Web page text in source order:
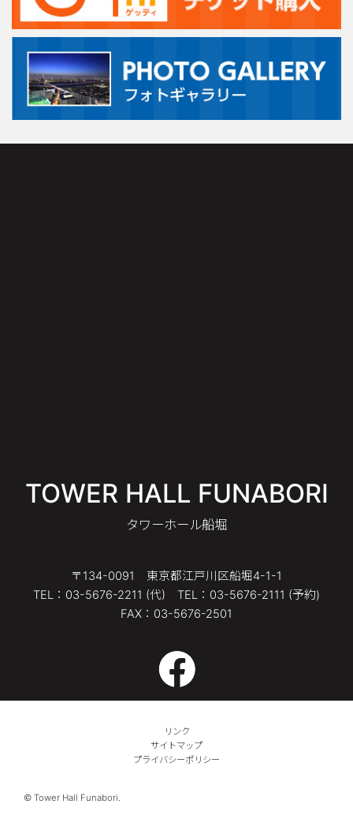
TOWER HALL FUNABORI
タワーホール船堀
〒134-0091 東京都江戸川区船堀4-1-1
TEL：03-5676-2211 (代) TEL：03-5676-2111 (予約)
FAX：03-5676-2501
リンク
サイトマップ
プライバシーポリシー
© Tower Hall Funabori.